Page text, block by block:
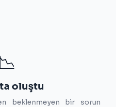
📉
oluştu
beklenmeyen bir sorun